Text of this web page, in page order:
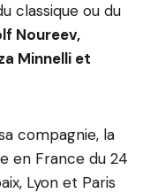
classique ou du
Noureev,
Minnelli et
compagnie, la
en France du 24
Lyon et Paris